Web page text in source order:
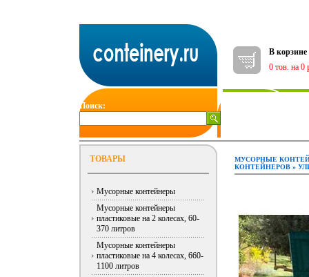
В корзине
0 тов. на 0
Поиск:
ТОВАРЫ
Мусорные контейнеры
Мусорные контейнеры
пластиковые на 2 колесах, 60-
370 литров
Мусорные контейнеры
пластиковые на 4 колесах, 660-
1100 литров
МУСОРНЫЕ
КОНТЕЙНЕРОВ »